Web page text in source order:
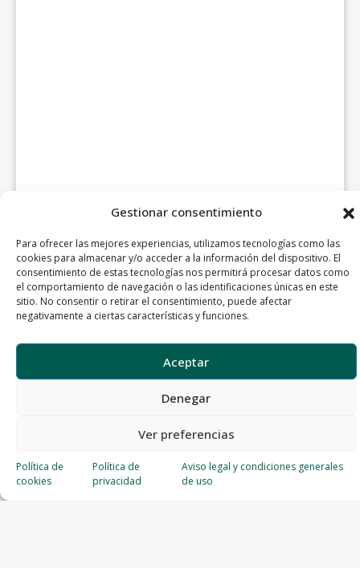
Gestionar consentimiento
Para ofrecer las mejores experiencias, utilizamos tecnologías como las
cookies para almacenar y/o acceder a la información del dispositivo. El
consentimiento de estas tecnologías nos permitirá procesar datos como
el comportamiento de navegación o las identificaciones únicas en este
sitio. No consentir o retirar el consentimiento, puede afectar
negativamente a ciertas características y funciones.
Aceptar
Denegar
Ver preferencias
Política de
cookies
Política de
privacidad
Aviso legal y condiciones generales
de uso